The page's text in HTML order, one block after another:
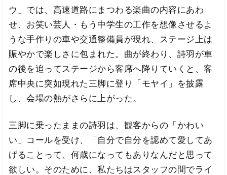
ウ」では、高速道路にまつわる楽曲の内容にあわ
せ、お笑い芸人・もう中学生の工作を想像させるよ
うな手作りの車や交通整備員が現れ、ステージ上は
賑やかで楽しさに包まれた。曲が終わり、詩羽が車
の後を追ってステージから客席へ降りていくと、客
席中央に突如現れた三脚に登り「モヤイ」を披露
し、会場の熱がさらに上がった。
三脚に乗ったままの詩羽は、観客からの「かわい
い」コールを受け、「自分で自分を認めて愛してあ
げることって、何歳になってもありなんだと思って
欲しい。そのために、私たちはスタッフの間でライ